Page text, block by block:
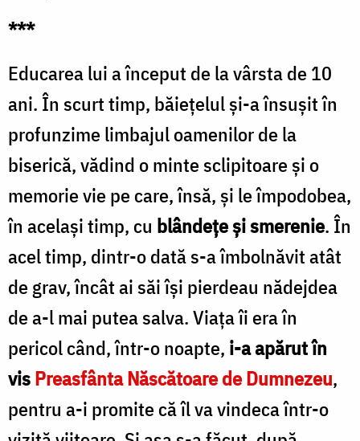
***
Educarea lui a început de la vârsta de 10
ani. În scurt timp, băieţelul şi-a însuşit în
profunzime limbajul oamenilor de la
biserică, vădind o minte sclipitoare şi o
memorie vie pe care, însă, şi le împodobea,
în acelaşi timp, cu blândeţe şi smerenie. În
acel timp, dintr-o dată s-a îmbolnăvit atât
de grav, încât ai săi îşi pierdeau nădejdea
de a-l mai putea salva. Viaţa îi era în
pericol când, într-o noapte, i-a apărut în
visPreasfânta Născătoare de Dumnezeu,
pentru a-i promite că îl va vindeca într-o